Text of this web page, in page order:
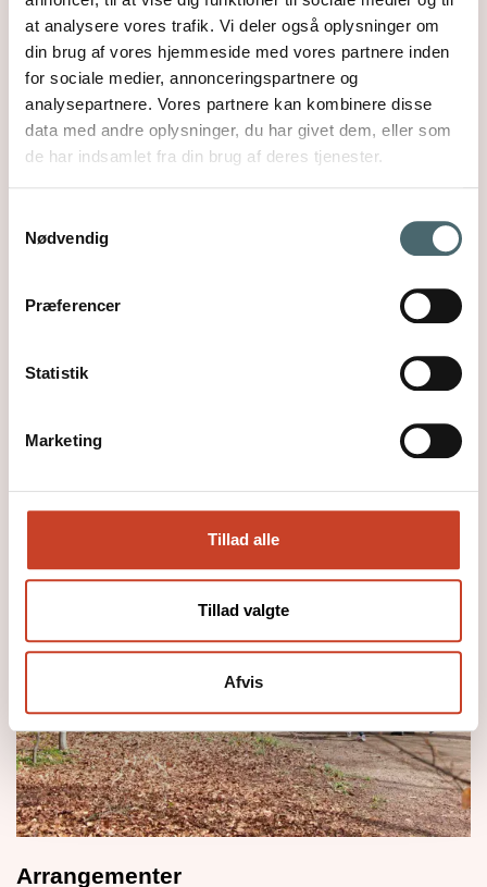
at analysere vores trafik. Vi deler også oplysninger om
din brug af vores hjemmeside med vores partnere inden
for sociale medier, annonceringspartnere og
analysepartnere. Vores partnere kan kombinere disse
data med andre oplysninger, du har givet dem, eller som
de har indsamlet fra din brug af deres tjenester.
Nødvendig
Præferencer
Statistik
Marketing
Tillad alle
Tillad valgte
Afvis
Netværk for pårørende
Er du interesseret i at tale med andre pårørende?
Arrangementer